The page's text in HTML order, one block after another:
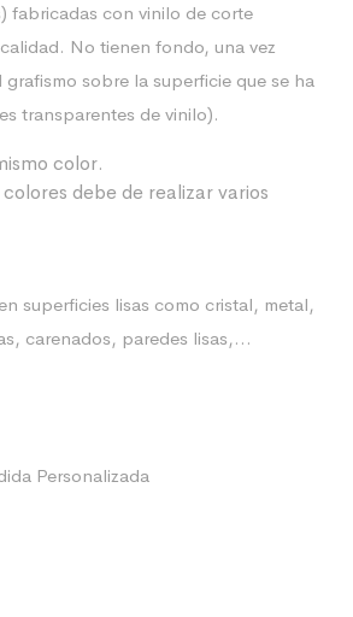
fabricadas con vinilo de corte
No tienen fondo, una vez
sobre la superficie que se ha
transparentes de vinilo).
color.
debe de realizar varios
superficies lisas como cristal, metal,
carenados, paredes lisas,…
Personalizada